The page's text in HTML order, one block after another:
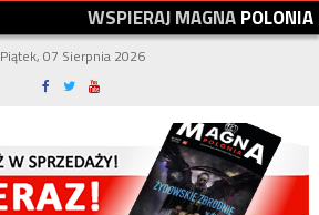
WSPIERAJMAGNAPOLONIA
Piątek, 07 Sierpnia 2026